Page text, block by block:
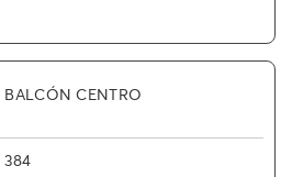
BALCÓN CENTRO
384